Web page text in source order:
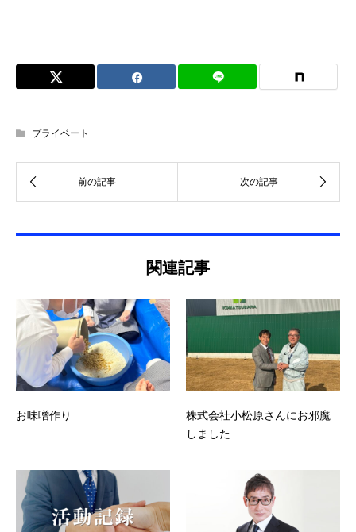
プライベート
関連記事
お味噌作り
株式会社小松原さんにお邪魔
しました